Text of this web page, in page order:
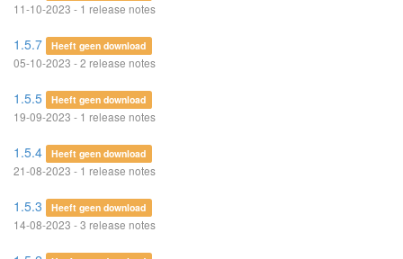
11-10-2023 - 1 release notes
1.5.7 Heeft geen download
05-10-2023 - 2 release notes
1.5.5 Heeft geen download
19-09-2023 - 1 release notes
1.5.4 Heeft geen download
21-08-2023 - 1 release notes
1.5.3 Heeft geen download
14-08-2023 - 3 release notes